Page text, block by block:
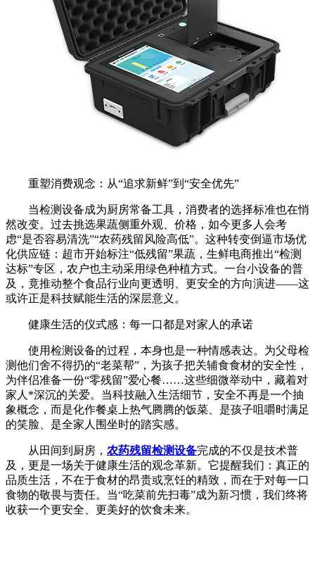
重塑消费观念：从“追求新鲜”到“安全优先”
当检测设备成为厨房常备工具，消费者的选择标准也在悄
然改变。过去挑选果蔬侧重外观、价格，如今更多人会考
虑“是否容易清洗”“农药残留风险高低”。这种转变倒逼市场优
化供应链：超市开始标注“低残留”果蔬，生鲜电商推出“检测
达标”专区，农户也主动采用绿色种植方式。一台小设备的普
及，竟推动整个食品行业向更透明、更安全的方向演进——这
或许正是科技赋能生活的深层意义。
健康生活的仪式感：每一口都是对家人的承诺
使用检测设备的过程，本身也是一种情感表达。为父母检
测他们舍不得扔的“老菜帮”，为孩子把关辅食食材的安全性，
为伴侣准备一份“零残留”爱心餐……这些细微举动中，藏着对
家人*深沉的关爱。当科技融入生活细节，安全不再是一个抽
象概念，而是化作餐桌上热气腾腾的饭菜、是孩子咀嚼时满足
的笑脸、是全家人围坐时的踏实感。
从田间到厨房， 农药残留检测设备完成的不仅是技术普
及，更是一场关于健康生活的观念革新。它提醒我们：真正的
品质生活，不在于食材的昂贵或烹饪的精致，而在于对每一口
食物的敬畏与责任。当“吃菜前先扫毒”成为新习惯，我们终将
收获一个更安全、更美好的饮食未来。